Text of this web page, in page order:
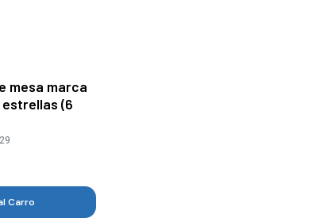
mesa marca
(6
Carro